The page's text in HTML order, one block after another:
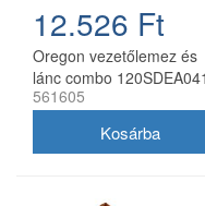
12.526 Ft
Oregon vezetőlemez és
lánc combo 120SDEA041
30 cm 3/8 1,3 mm 2x
561605